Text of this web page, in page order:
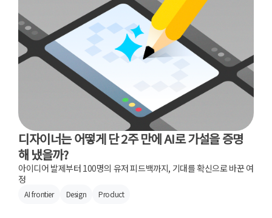
디자이너는 어떻게 단 2주 만에 AI로 가설을 증명
해 냈을까?
아이디어 발제부터 100명의 유저 피드백까지, 기대를 확신으로 바꾼 여
정
AI frontier Design Product